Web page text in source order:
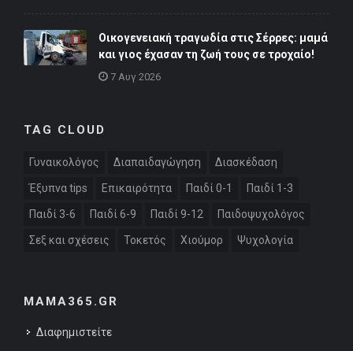
Οικογενειακή τραγωδία στις Σέρρες: μαμά
και γιος έχασαν τη ζωή τους σε τροχαίο!
7 Αυγ 2026
TAG CLOUD
Γυναικολόγος Διαπαιδαγώγηση Διασκέδαση
Έξυπνα tips Επικαιρότητα Παιδί 0-1 Παιδί 1-3
Παιδί 3-6 Παιδί 6-9 Παιδί 9-12 Παιδοψυχολόγος
Σεξ και σχέσεις Τοκετός Χιούμορ Ψυχολογία
MAMA365.GR
Διαφημιστείτε